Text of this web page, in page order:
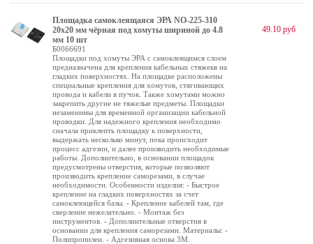
Площадка самоклеящаяся ЭРА NO-225-310
20х20 мм чёрная под хомуты шириной до 4.8
мм 10 шт
Б0066691
Площадки под хомуты ЭРА с самоклеящимся слоем
предназначена для крепления кабельных стяжекв на
гладких поверхностях. На площадке расположены
специальные крепления для хомутов, стягивающих
провода и кабели в пучок. Также хомутами можно
закрепить другие не тяжелые предметы. Площадки
незаменимы для временной организации кабельной
проводки. Для надежного крепления необходимо
сначала приклеить площадку к поверхности,
выдержать несколько минут, пока происходит
процесс адгезии, и далее производить необходимые
работы. Дополнительно, в основании площадок
предусмотрены отверстия, которые позволяют
производить крепление саморезами, в случае
необходимости. Особенности изделия: - Быстрое
крепление на гладких поверхностях за счет
самоклеющейся базы. - Крепление кабелей там, где
сверление нежелательно. - Монтаж без
инструментов. - Дополнительные отверстия в
основании для крепления саморезами. Материалы: -
Полипропилен. - Адгезивная основа 3М.
49.10 руб